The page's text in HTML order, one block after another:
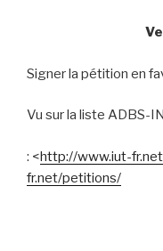
Signer la pétition en
Vu sur la liste ADBS-
: <http://www.iut-
fr.net/petitions/